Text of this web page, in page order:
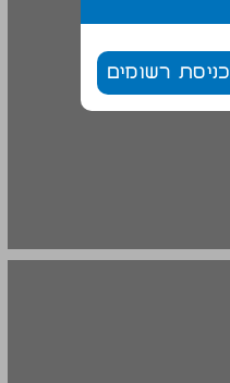
כניסת רשומים